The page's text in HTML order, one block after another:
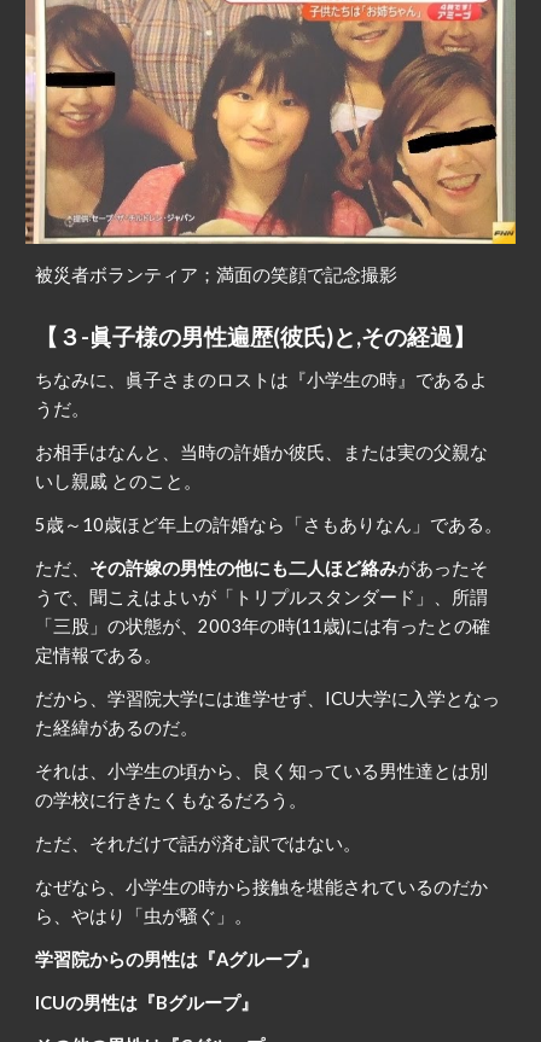
被災者ボランティア；満面の笑顔で記念撮影
【３-眞子様の男性遍歴(彼氏)と,その経過】
ちなみに、眞子さまのロストは『小学生の時』であるよ
うだ。
お相手はなんと、当時の許婚か彼氏、または実の父親な
いし親戚 とのこと。
5歳～10歳ほど年上の許婚なら「さもありなん」である。
ただ、 その許嫁の男性の他にも二人ほど絡みがあったそ
うで、聞こえはよいが「トリプルスタンダード」、所謂
「三股」の状態が、2003年の時(11歳)には有ったとの確
定情報である。
だから、学習院大学には進学せず、ICU大学に入学となっ
た経緯があるのだ。
それは、小学生の頃から、良く知っている男性達とは別
の学校に行きたくもなるだろう。
ただ、それだけで話が済む訳ではない。
なぜなら、小学生の時から接触を堪能されているのだか
ら、やはり「虫が騒ぐ」。
学習院からの男性は『Aグループ』
ICUの男性は『Bグループ』